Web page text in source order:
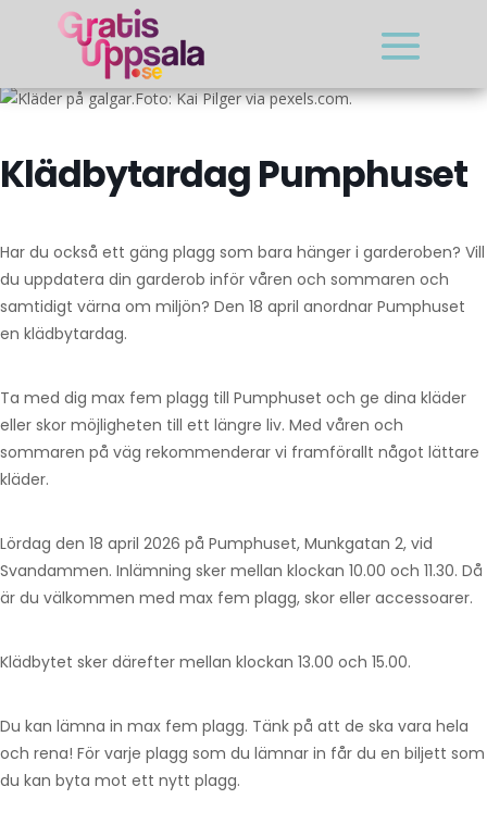
Foto: Kai Pilger via pexels.com.
Klädbytardag Pumphuset
Har du också ett gäng plagg som bara hänger i garderoben? Vill
du uppdatera din garderob inför våren och sommaren och
samtidigt värna om miljön? Den 18 april anordnar Pumphuset
en klädbytardag.
Ta med dig max fem plagg till Pumphuset och ge dina kläder
eller skor möjligheten till ett längre liv. Med våren och
sommaren på väg rekommenderar vi framförallt något lättare
kläder.
Lördag den 18 april 2026 på Pumphuset, Munkgatan 2, vid
Svandammen. Inlämning sker mellan klockan 10.00 och 11.30. Då
är du välkommen med max fem plagg, skor eller accessoarer.
Klädbytet sker därefter mellan klockan 13.00 och 15.00.
Du kan lämna in max fem plagg. Tänk på att de ska vara hela
och rena! För varje plagg som du lämnar in får du en biljett som
du kan byta mot ett nytt plagg.